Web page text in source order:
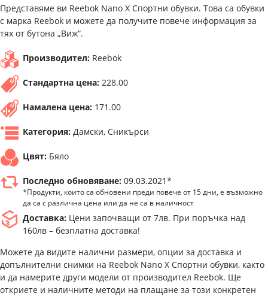
Представяме ви Reebok Nano X Спортни обувки. Това са обувки
с марка Reebok и можете да получите повече информация за
тях от бутона „Виж“.
Производител: Reebok
Стандартна цена: 228.00
Намалена цена: 171.00
Категория: Дамски, Сникърси
Цвят: Бяло
Последно обновяване: 09.03.2021*
*Продукти, които са обновени преди повече от 15 дни, е възможно
да са с различна цена или да не са в наличност
Доставка: Цени започващи от 7лв. При поръчка над
160лв – безплатна доставка!
Можете да видите налични размери, опции за доставка и
допълнителни снимки на Reebok Nano X Спортни обувки, както
и да намерите други модели от производител Reebok. Ще
откриете и наличните методи на плащане за този конкретен